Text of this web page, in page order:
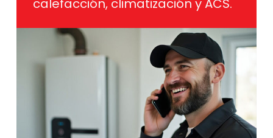
calefacción, climatización y ACS.